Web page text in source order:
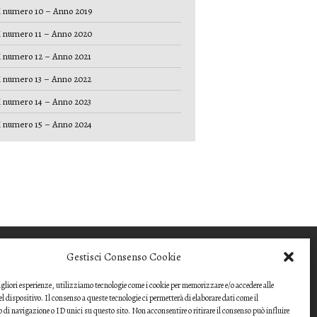
Gestisci Consenso Cookie
esperienze, utilizziamo tecnologie come i cookie per memorizzare e/o accedere alle
dispositivo. Il consenso a queste tecnologie ci permetterà di elaborare dati come il
di navigazione o ID unici su questo sito. Non acconsentire o ritirare il consenso può influire
numero 10 – Anno 2019
numero 11 – Anno 2020
numero 12 – Anno 2021
numero 13 – Anno 2022
numero 14 – Anno 2023
numero 15 – Anno 2024
CONTRIBUTO
Gli articoli o i contributi da proporre devono
essere inviati ai